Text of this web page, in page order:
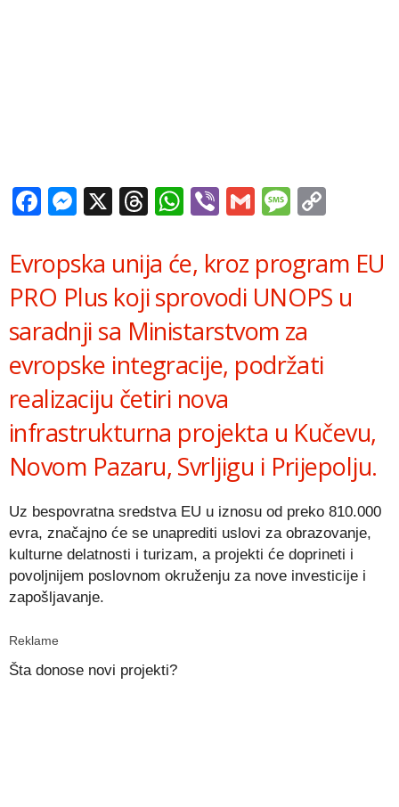
Facebook
Messenger
X Threads
WhatsApp
ViberGmail
Evropska unija će, kroz program EU
PRO Plus koji sprovodi UNOPS u
saradnji sa Ministarstvom za
evropske integracije, podržati
realizaciju četiri nova
infrastrukturna projekta u Kučevu,
Novom Pazaru, Svrljigu i Prijepolju.
Uz bespovratna sredstva EU u iznosu od preko 810.000
evra, značajno će se unaprediti uslovi za obrazovanje,
kulturne delatnosti i turizam, a projekti će doprineti i
povoljnijem poslovnom okruženju za nove investicije i
zapošljavanje.
Reklame
Šta donose novi projekti?